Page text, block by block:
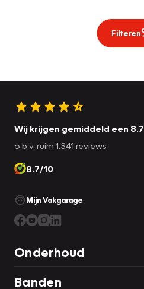
Filteren
Wij krijgen gemiddeld een 8.7
o.b.v. ruim 1.341 reviews
8.7/10
Mijn Vakgarage
Onderhoud
Banden